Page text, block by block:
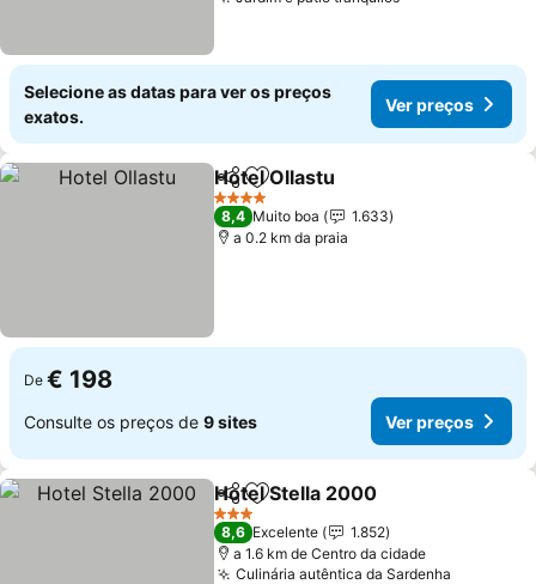
Selecione as datas para ver os preços
exatos.
Ver preços
PartilharAdicionar aos favoritos
Hotel Ollastu
4 Estrelas
8,4 Muito boa
1.633
a 0.2 km da praia
De € 198
Consulte os preços de 9 sites Ver preços
PartilharAdicionar aos favoritos
Hotel Stella 2000
3 Estrelas
8,6 Excelente
1.852
a 1.6 km de Centro da cidade
Culinária autêntica da Sardenha